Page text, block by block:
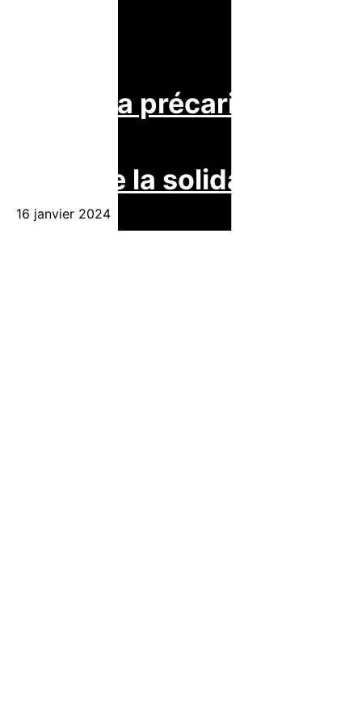
Face à la précarité : la
force de la solidarité
16 janvier 2024